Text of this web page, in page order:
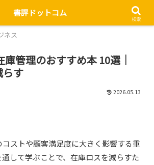
ネス
庫管理のおすすめ本 10選｜
らす
2026.05.13
ストや顧客満足度に大きく影響する重
して学ぶことで、在庫ロスを減らすた
書評ドットコム
検索